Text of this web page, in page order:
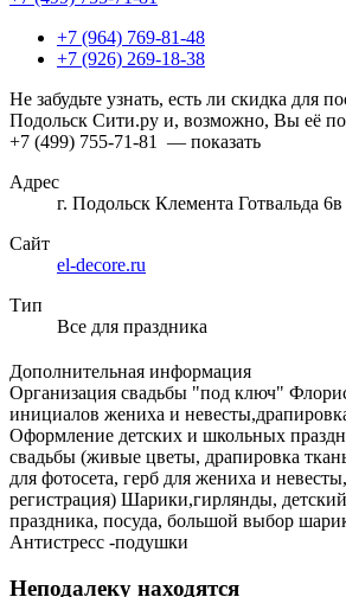
+7 (964) 769-81-48
+7 (926) 269-18-38
Не забудьте узнать, есть ли скидка для
Подольск Сити.ру и, возможно, Вы её
+7 (499) 755-71-81
— показать
Адрес
г. Подольск Клемента Готвальда
Сайт
el-decore.ru
Тип
Все для праздника
Дополнительная информация
Организация свадьбы "под ключ"
инициалов жениха и
Оформление детских и школьных
свадьбы (живые цветы, драпировка
для фотосета, герб для жениха и
регистрация) Шарики,гирлянды,
праздника, посуда, большой выбор
Антистресс -подушки
Неподалеку находятся